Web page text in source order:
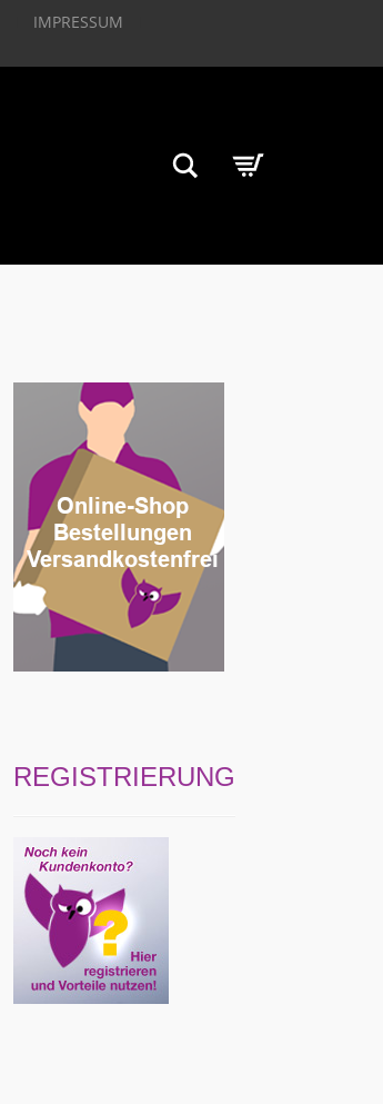
IMPRESSUM
Suchen
REGISTRIERUNG